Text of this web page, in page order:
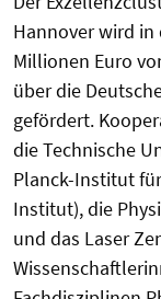
Hannover wird in
Millionen Euro
über die
gefördert.
die Technische
Planck-Institut
Institut), die
und das Laser